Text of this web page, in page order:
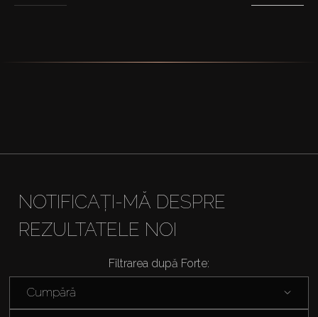
NOTIFICAȚI-MĂ DESPRE
REZULTATELE NOI
Filtrarea după Forte:
Cumpără